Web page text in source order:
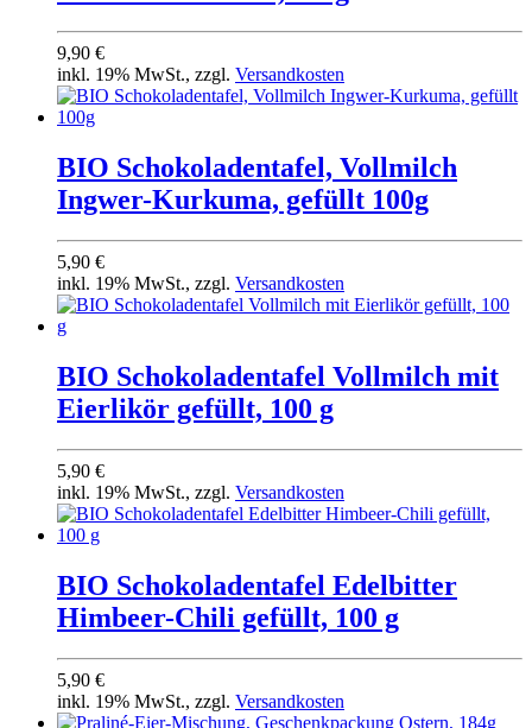
9,90 €
inkl. 19% MwSt., zzgl. Versandkosten
BIO Schokoladentafel, Vollmilch
Ingwer-Kurkuma, gefüllt 100g
5,90 €
inkl. 19% MwSt., zzgl. Versandkosten
BIO Schokoladentafel Vollmilch mit
Eierlikör gefüllt, 100 g
5,90 €
inkl. 19% MwSt., zzgl. Versandkosten
BIO Schokoladentafel Edelbitter
Himbeer-Chili gefüllt, 100 g
5,90 €
inkl. 19% MwSt., zzgl. Versandkosten